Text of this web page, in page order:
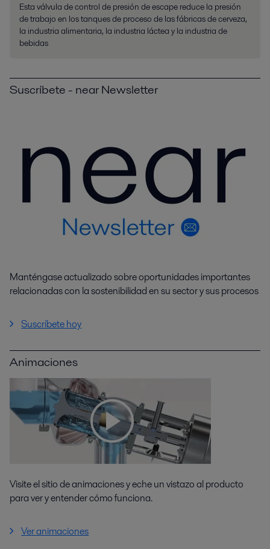
Esta válvula de control de presión de escape reduce la presión
de trabajo en los tanques de proceso de las fábricas de cerveza,
la industria alimentaria, la industria láctea y la industria de
bebidas
Suscríbete - near Newsletter
Manténgase actualizado sobre oportunidades importantes
relacionadas con la sostenibilidad en su sector y sus procesos
Suscríbete hoy
Animaciones
Visite el sitio de animaciones y eche un vistazo al producto
para ver y entender cómo funciona.
Ver animaciones